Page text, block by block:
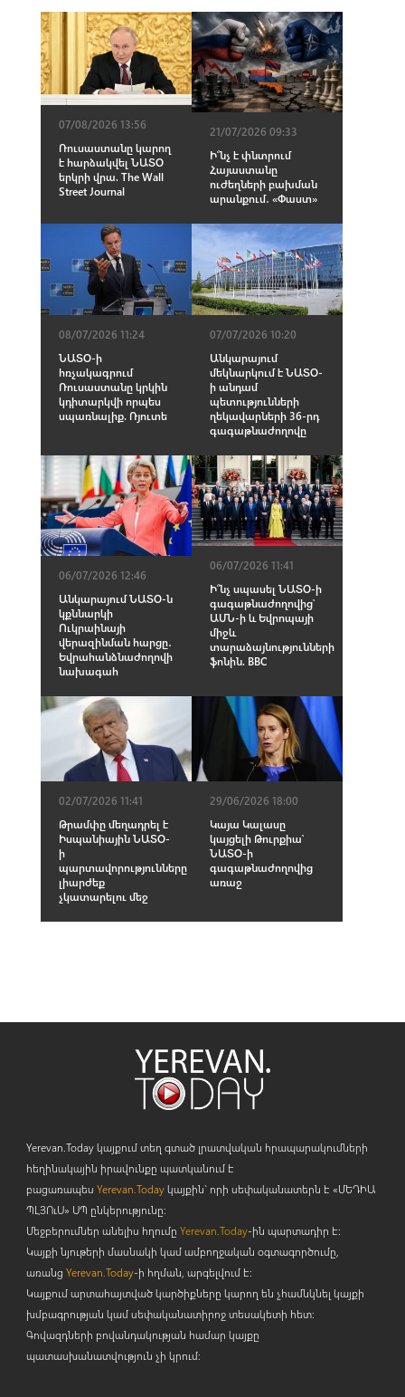
07/08/2026 13:56
Ռուսաստանը կարող
է հարձակվել ՆԱՏՕ
երկրի վրա. The Wall
Street Journal
21/07/2026 09:33
Ի՞նչ է փնտրում
Հայաստանը
ուժեղների բախման
արանքում․ «Փաստ»
08/07/2026 11:24
ՆԱՏՕ-ի
հռչակագրում
Ռուսաստանը կրկին
կդիտարկվի որպես
սպառնալիք. Ռյուտե
07/07/2026 10:20
Անկարայում
մեկնարկում է ՆԱՏՕ-
ի անդամ
պետությունների
ղեկավարների 36-րդ
գագաթնաժողովը
06/07/2026 12:46
Անկարայում ՆԱՏՕ-ն
կքննարկի
Ուկրաինայի
վերազինման հարցը․
Եվրահանձնաժողովի
նախագահ
06/07/2026 11:41
Ի՞նչ սպասել ՆԱՏՕ-ի
գագաթնաժողովից՝
ԱՄՆ-ի և Եվրոպայի
միջև
տարաձայնությունների
ֆոնին. BBC
02/07/2026 11:41
Թրամփը մեղադրել է
Իսպանիային ՆԱՏՕ-
ի
պարտավորությունները
լիարժեք
չկատարելու մեջ
29/06/2026 18:00
Կայա Կալասը
կայցելի Թուրքիա՝
ՆԱՏՕ-ի
գագաթնաժողովից
առաջ
Yerevan.Today կայքում տեղ գտած լրատվական հրապարակումների
հեղինակային իրավունքը պատկանում է
բացառապես Yerevan.Todayկայքին` որի սեփականատերն է «ՄԵԴԻԱ
ՊԼՅՈւՍ» ՍՊ ընկերությունը։
Մեջբերումներ անելիս հղումը Yerevan.Today-ին պարտադիր է:
Կայքի նյութերի մասնակի կամ ամբողջական օգտագործումը,
առանց Yerevan.Today-ի հղման, արգելվում է:
Կայքում արտահայտված կարծիքները կարող են չհամնկնել կայքի
խմբագրության կամ սեփականատիրոջ տեսակետի հետ:
Գովազդների բովանդակության համար կայքը
պատասխանատվություն չի կրում: